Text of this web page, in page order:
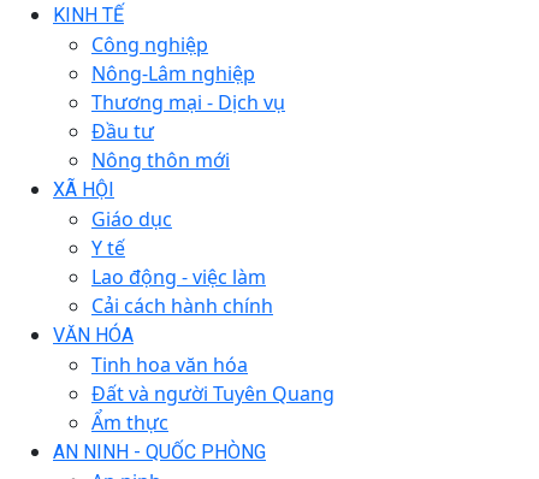
KINH TẾ
Công nghiệp
Nông-Lâm nghiệp
Thương mại - Dịch vụ
Đầu tư
Nông thôn mới
XÃ HỘI
Giáo dục
Y tế
Lao động - việc làm
Cải cách hành chính
VĂN HÓA
Tinh hoa văn hóa
Đất và người Tuyên Quang
Ẩm thực
AN NINH - QUỐC PHÒNG